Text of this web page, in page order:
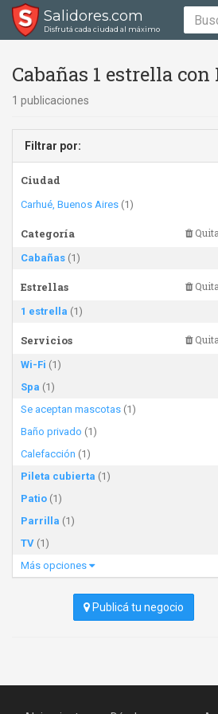
Salidores.com
Disfrutá cada ciudad al máximo
Cabañas 1 estrella
1 publicaciones
Filtrar por:
Ciudad
Carhué, Buenos Aires (1)
Categoría
Cabañas (1)
Estrellas
1 estrella (1)
Servicios
Wi-Fi (1)
Spa (1)
Se aceptan mascotas (1)
Baño privado (1)
Calefacción (1)
Pileta cubierta (1)
Patio (1)
Parrilla (1)
TV (1)
Más opciones
Publicá tu negocio